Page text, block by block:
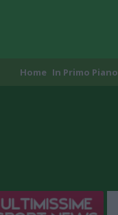
Home In Primo Piano